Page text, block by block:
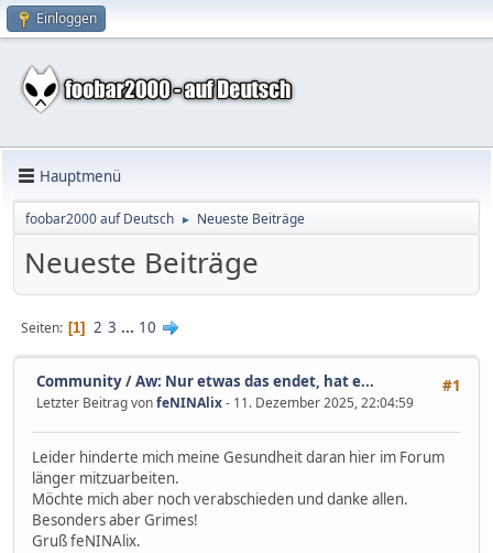
Einloggen
Hauptmenü
foobar2000 auf Deutsch ► Neueste Beiträge
Neueste Beiträge
Seiten 1 2 3 ... 10
#1
Community/Aw: Nur etwas das endet, hat e...
Letzter Beitrag vonfeNINAlix- 11. Dezember 2025, 22:04:59
Leider hinderte mich meine Gesundheit daran hier im Forum
länger mitzuarbeiten.
Möchte mich aber noch verabschieden und danke allen.
Besonders aber Grimes!
Gruß feNINAlix.